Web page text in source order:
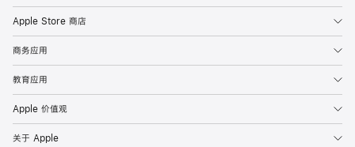
Apple Store 商店
商务应用
教育应用
Apple 价值观
关于 Apple